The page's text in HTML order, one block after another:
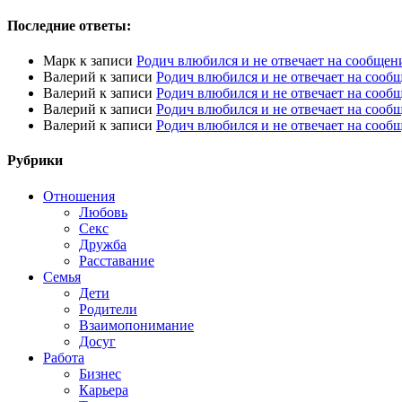
Последние ответы:
Марк к записи Родич влюбился и не отвечает на
Валерий к записи Родич влюбился и не отвечает на
Валерий к записи Родич влюбился и не отвечает на
Валерий к записи Родич влюбился и не отвечает на
Валерий к записи Родич влюбился и не отвечает на
Рубрики
Отношения
Любовь
Секс
Дружба
Расставание
Семья
Дети
Родители
Взаимопонимание
Досуг
Работа
Бизнес
Карьера